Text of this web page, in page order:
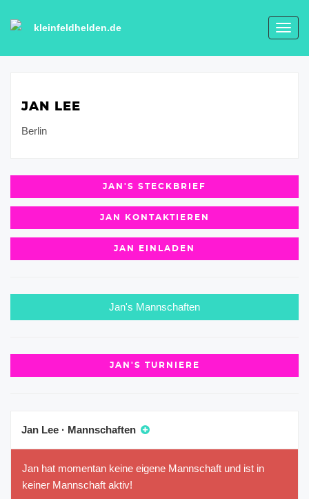
kleinfeldhelden.de
JAN LEE
Berlin
JAN'S STECKBRIEF
JAN KONTAKTIEREN
JAN EINLADEN
Jan's Mannschaften
JAN'S TURNIERE
Jan Lee · Mannschaften
Jan hat momentan keine eigene Mannschaft und ist in
keiner Mannschaft aktiv!